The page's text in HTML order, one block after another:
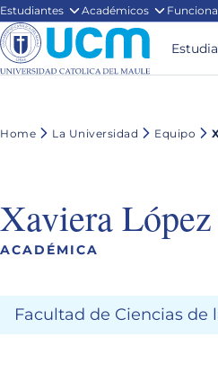
Estudiantes Académicos
Home La Universidad Equipo
Xaviera
ACADÉMICA
Facultad de Ciencias de